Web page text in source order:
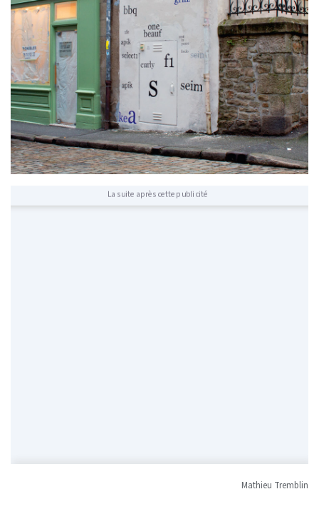
La suite après cette publicité
Mathieu Tremblin